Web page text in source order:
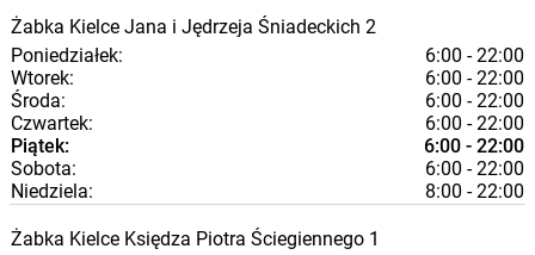
Żabka Kielce Jana i Jędrzeja Śniadeckich 2
Poniedziałek:
6:00 - 22:00
Wtorek:
6:00 - 22:00
Środa:
6:00 - 22:00
Czwartek:
6:00 - 22:00
Piątek:
6:00 - 22:00
Sobota:
6:00 - 22:00
Niedziela:
8:00 - 22:00
Żabka Kielce Księdza Piotra Ściegiennego 1